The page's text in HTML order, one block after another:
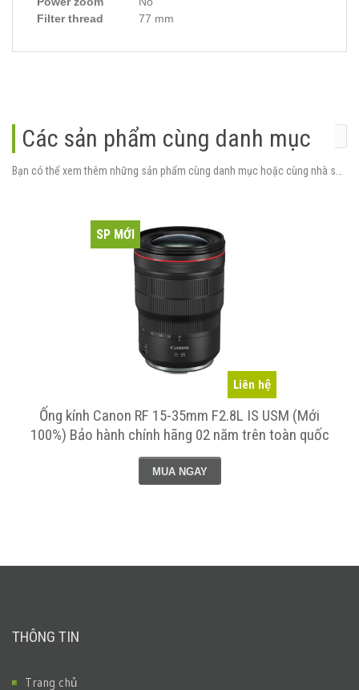
Filter thread
77 mm
Các sản phẩm cùng danh mục
Liên hệ
SP MỚI
Ống kính Canon RF 15-35mm F2.8L IS USM (Mới
100%) Bảo hành chính hãng 02 năm trên toàn quốc
MUA NGAY
THÔNG TIN
Trang chủ